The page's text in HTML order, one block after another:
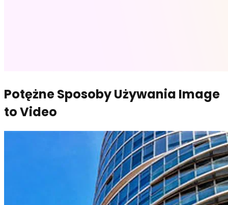
Potężne Sposoby Używania Image
to Video